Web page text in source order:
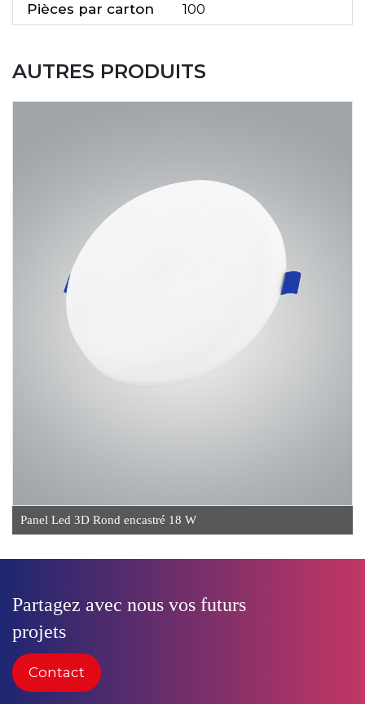
Pièces par carton 100
AUTRES PRODUITS
Panel Led 3D Rond encastré 18 W
Partagez avec nous vos futurs
projets
Contact